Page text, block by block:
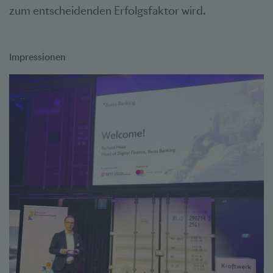
zum entscheidenden Erfolgsfaktor wird.
Impressionen